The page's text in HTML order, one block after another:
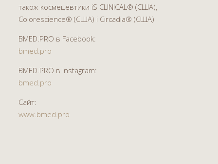
також космецевтики iS CLINICAL® (США),
Colorescience® (США) і Circadia® (США)
BMED.PRO в Facebook:
bmed.pro
BMED.PRO в Instagram:
bmed.pro
Сайт:
www.bmed.pro